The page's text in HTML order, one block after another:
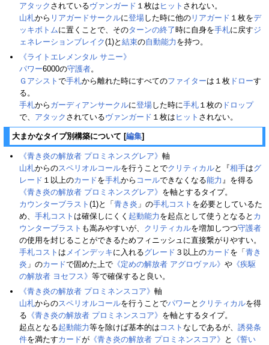
アタック されているヴァンガード １枚は ヒット されない。
山札から リアガードサークルに登場した時に他の リアガード １枚をデ
ッキボトムに置くことで、そのターンの終了時に自身を手札に戻すジ
ェネレーションブレイク(1)と 結束の自動能力 を持つ。
《ライトエレメンタル サニー》
パワー6000の守護者。
Ｇアシスト で手札から離れた時にすべてのファイターは１枚 ドローす
る。
手札から ガーディアンサークルに登場した時に手札 １枚の ドロップ
で、 アタック されているヴァンガード １枚は ヒット されない。
大まかなタイプ別構築について [編集]
《青き炎の解放者 プロミネンスグレア》 軸
山札からのスペリオルコールを行うことでクリティカルと『相手はグ
レード １以上のカードを手札から コールできなくなる能力 』を得る
《青き炎の解放者 プロミネンスグレア》 を軸とするタイプ。
カウンターブラスト (1)と「 青き炎 」の手札コスト を必要としているた
め、 手札コスト は確保しにくく 起動能力 を起点として使うとなると カ
ウンターブラスト も嵩みやすいが、 クリティカルを増加しつつ守護者
の使用を封じることができるためフィニッシュに直接繋がりやすい。
手札コスト は メインデッキに入れるグレード ３以上のカードを「 青き
炎 」のカードで固めた上で 《定めの解放者 アグロヴァル》 や 《疾駆
の解放者 ヨセフス》 等で確保すると良い。
《青き炎の解放者 プロミネンスコア》 軸
山札からのスペリオルコールを行うことでパワー と クリティカルを得
る 《青き炎の解放者 プロミネンスコア》 を軸とするタイプ。
起点となる起動能力等を除けば基本的は コスト なしであるが、 誘発条
件を満たすカードが 《青き炎の解放者 プロミネンスコア》 と
《誓い